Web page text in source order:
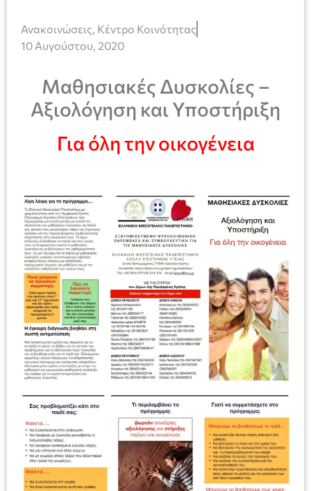
Ανακοινώσεις Κέντρο Κοινότητας
10 Αυγούστου, 2020
Μαθησιακές Δυσκολίες –
Αξιολόγηση και Υποστήριξη
Για όλη την οικογένεια